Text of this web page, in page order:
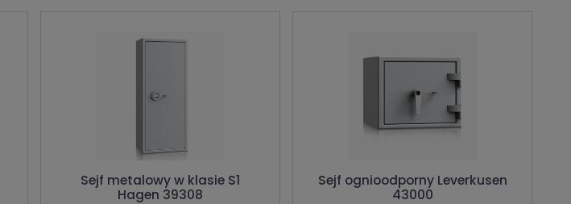
Sejf metalowy w klasie S1
Hagen 39308
Sejf ognioodporny Leverkusen
43000